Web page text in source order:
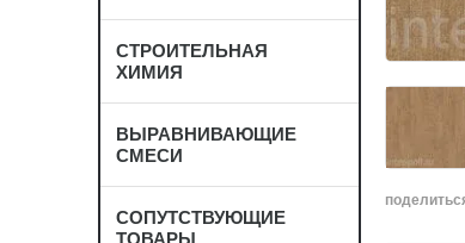
СТРОИТЕЛЬНАЯ
ХИМИЯ
ВЫРАВНИВАЮЩИЕ
СМЕСИ
СОПУТСТВУЮЩИЕ
ТОВАРЫ